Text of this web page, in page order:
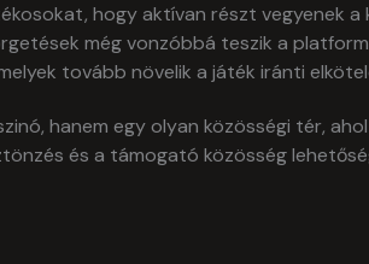
hogy aktívan részt vegyenek a
még vonzóbbá teszik a
tovább növelik a játék iránti
hanem egy olyan közösségi tér,
és a támogató közösség